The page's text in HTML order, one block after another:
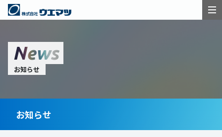
News
お知らせ
お知らせ